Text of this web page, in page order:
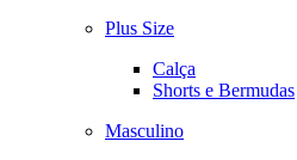
Plus Size
Calça
Shorts e Bermudas
Masculino